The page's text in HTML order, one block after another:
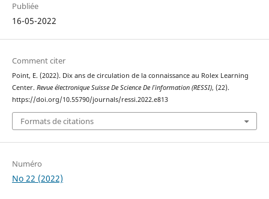
Publiée
16-05-2022
Comment citer
Point, E. (2022). Dix ans de circulation de la connaissance au Rolex Learning
Center. Revue électronique Suisse De Science De l’information (RESSI), (22).
https://doi.org/10.55790/journals/ressi.2022.e813
Formats de citations
Numéro
No 22 (2022)